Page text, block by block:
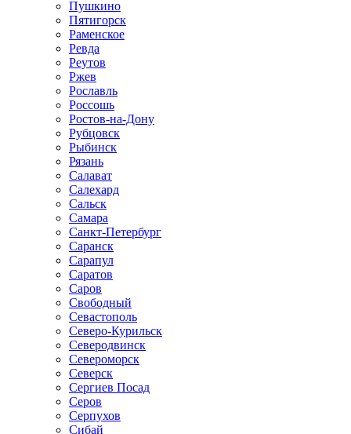
Пушкино
Пятигорск
Раменское
Ревда
Реутов
Ржев
Рославль
Россошь
Ростов-на-Дону
Рубцовск
Рыбинск
Рязань
Салават
Салехард
Сальск
Самара
Санкт-Петербург
Саранск
Сарапул
Саратов
Саров
Свободный
Севастополь
Северо-Курильск
Северодвинск
Североморск
Северск
Сергиев Посад
Серов
Серпухов
Сибай